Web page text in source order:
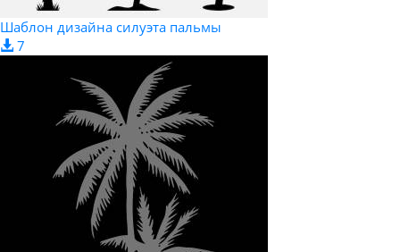
Шаблон дизайна силуэта пальмы
7